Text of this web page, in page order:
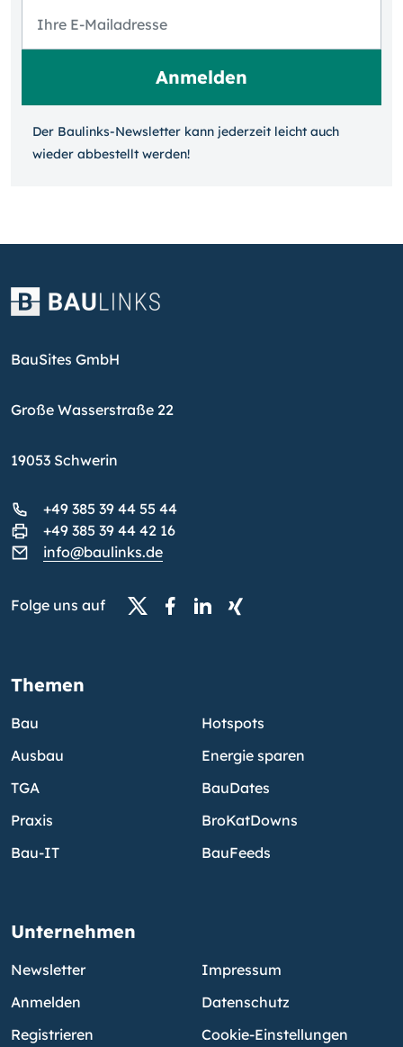
Der Baulinks-Newsletter kann jeder­zeit leicht auch
wieder ab­bestellt werden!
BauSites GmbH
Große Wasserstraße 22
19053 Schwerin
+49 385 39 44 55 44
+49 385 39 44 42 16
info@baulinks.de
Folge uns auf
Themen
Bau
Ausbau
TGA
Praxis
Bau-IT
Hotspots
Energie sparen
BauDates
BroKatDowns
BauFeeds
Unternehmen
Newsletter
Anmelden
Registrieren
Impressum
Datenschutz
Cookie-Einstellungen